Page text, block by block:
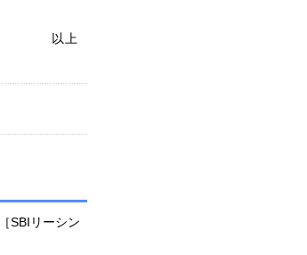
以上
［SBIリーシン